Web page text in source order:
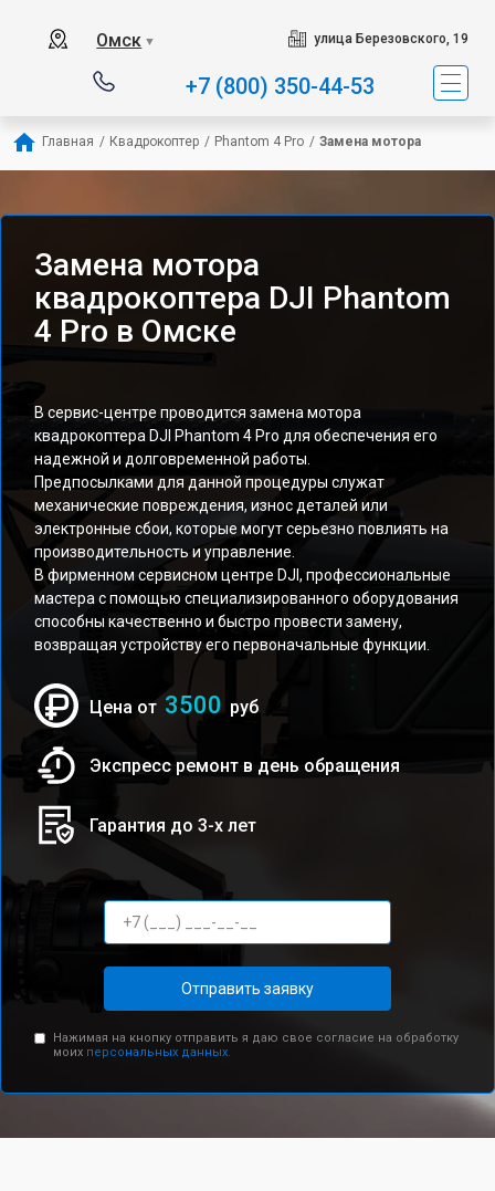
Омск ▼ улица Березовского, 19
+7 (800) 350-44-53
Главная / Квадрокоптер / Phantom 4 Pro / Замена мотора
Замена мотора
квадрокоптера DJI Phantom
4 Pro в Омске
В сервис-центре проводится замена мотора
квадрокоптера DJI Phantom 4 Pro для обеспечения его
надежной и долговременной работы.
Предпосылками для данной процедуры служат
механические повреждения, износ деталей или
электронные сбои, которые могут серьезно повлиять на
производительность и управление.
В фирменном сервисном центре DJI, профессиональные
мастера с помощью специализированного оборудования
способны качественно и быстро провести замену,
возвращая устройству его первоначальные функции.
Цена от 3500 руб
Экспресс ремонт в день обращения
Гарантия до 3-х лет
Отправить заявку
Нажимая на кнопку отправить я даю свое согласие на обработку
моих персональных данных.